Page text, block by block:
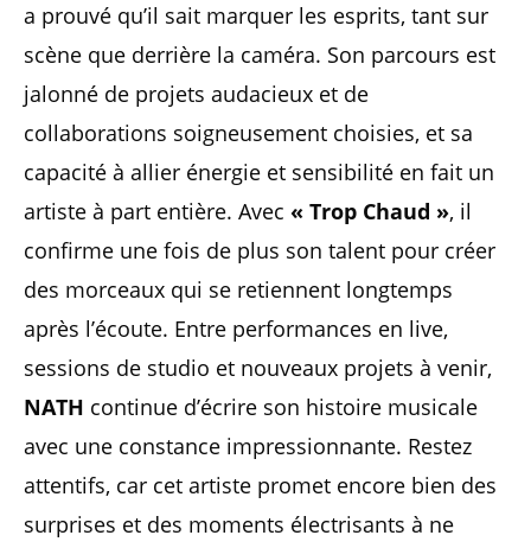
a prouvé qu’il sait marquer les esprits, tant sur
scène que derrière la caméra. Son parcours est
jalonné de projets audacieux et de
collaborations soigneusement choisies, et sa
capacité à allier énergie et sensibilité en fait un
artiste à part entière. Avec « Trop Chaud », il
confirme une fois de plus son talent pour créer
des morceaux qui se retiennent longtemps
après l’écoute. Entre performances en live,
sessions de studio et nouveaux projets à venir,
NATH continue d’écrire son histoire musicale
avec une constance impressionnante. Restez
attentifs, car cet artiste promet encore bien des
surprises et des moments électrisants à ne